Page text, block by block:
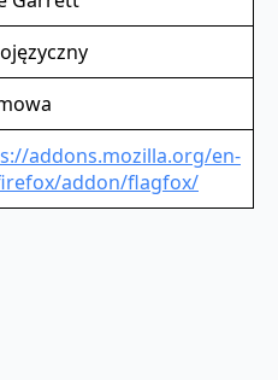
addons.mozilla.org/en-
addon/flagfox/